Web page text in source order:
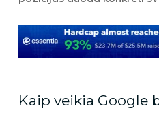
Kaip veikia Google